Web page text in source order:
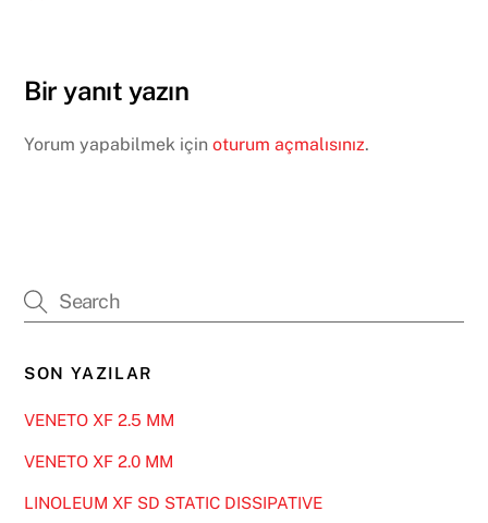
Bir yanıt yazın
Yorum yapabilmek içinoturum açmalısınız.
SON YAZILAR
VENETO XF 2.5 MM
VENETO XF 2.0 MM
LINOLEUM XF SD STATIC DISSIPATIVE